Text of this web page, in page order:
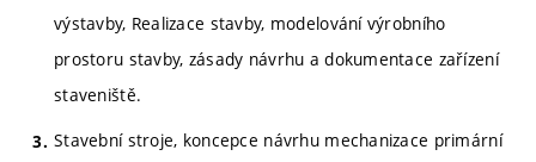
výstavby, Realizace stavby, modelování výrobního
prostoru stavby, zásady návrhu a dokumentace zařízení
staveniště.
Stavební stroje, koncepce návrhu mechanizace primární